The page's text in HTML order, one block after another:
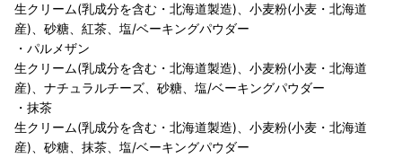
生クリーム(乳成分を含む・北海道製造)、小麦粉(小麦・北海道
産)、砂糖、紅茶、塩/ベーキングパウダー
・パルメザン
生クリーム(乳成分を含む・北海道製造)、小麦粉(小麦・北海道
産)、ナチュラルチーズ、砂糖、塩/ベーキングパウダー
・抹茶
生クリーム(乳成分を含む・北海道製造)、小麦粉(小麦・北海道
産)、砂糖、抹茶、塩/ベーキングパウダー